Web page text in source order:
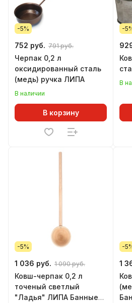
-5%
752 руб. 791 руб.
Черпак 0,2 л
оксидированный сталь
(медь) ручка ЛИПА
В наличии
В корзину
-
В
-5%
1 036 руб. 1 090 руб.
Ковш-черпак 0,2 л
точеный светлый
"Ладья" ЛИПА Банные
-
1